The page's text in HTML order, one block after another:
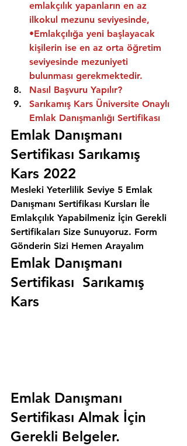
emlakçılık yapanların en az
ilkokul mezunu seviyesinde,
•Emlakçılığa yeni başlayacak
kişilerin ise en az orta öğretim
seviyesinde mezuniyeti
bulunması gerekmektedir.
Nasıl Başvuru Yapılır?
Sarıkamış Kars Üniversite Onaylı
Emlak Danışmanlığı Sertifikası
Emlak Danışmanı
Sertifikası Sarıkamış
Kars 2022
Mesleki Yeterlilik Seviye 5 Emlak
Danışmanı Sertifikası Kursları İle
Emlakçılık Yapabilmeniz İçin Gerekli
Sertifikaları Size Sunuyoruz. Form
Gönderin Sizi Hemen Arayalım
Emlak Danışmanı
Sertifikası  Sarıkamış
Kars
Emlak Danışmanı
Sertifikası Almak İçin
Gerekli Belgeler.